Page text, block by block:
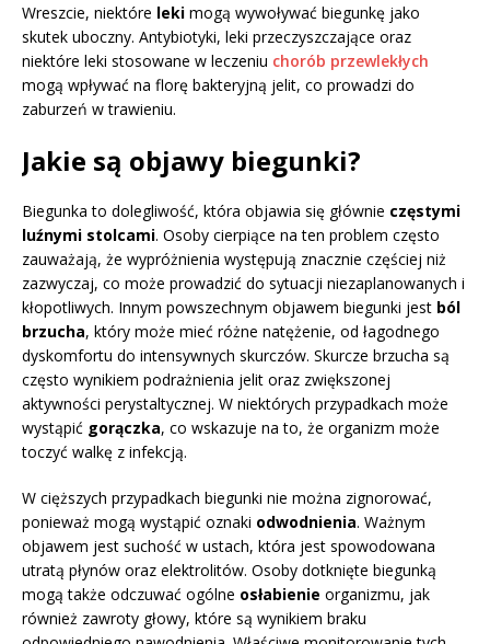
Wreszcie, niektóre leki mogą wywoływać biegunkę jako
skutek uboczny. Antybiotyki, leki przeczyszczające oraz
niektóre leki stosowane w leczeniu chorób przewlekłych
mogą wpływać na florę bakteryjną jelit, co prowadzi do
zaburzeń w trawieniu.
Jakie są objawy biegunki?
Biegunka to dolegliwość, która objawia się głównie częstymi
luźnymi stolcami. Osoby cierpiące na ten problem często
zauważają, że wypróżnienia występują znacznie częściej niż
zazwyczaj, co może prowadzić do sytuacji niezaplanowanych i
kłopotliwych. Innym powszechnym objawem biegunki jest ból
brzucha, który może mieć różne natężenie, od łagodnego
dyskomfortu do intensywnych skurczów. Skurcze brzucha są
często wynikiem podrażnienia jelit oraz zwiększonej
aktywności perystaltycznej. W niektórych przypadkach może
wystąpić gorączka, co wskazuje na to, że organizm może
toczyć walkę z infekcją.
W cięższych przypadkach biegunki nie można zignorować,
ponieważ mogą wystąpić oznaki odwodnienia. Ważnym
objawem jest suchość w ustach, która jest spowodowana
utratą płynów oraz elektrolitów. Osoby dotknięte biegunką
mogą także odczuwać ogólne osłabienie organizmu, jak
również zawroty głowy, które są wynikiem braku